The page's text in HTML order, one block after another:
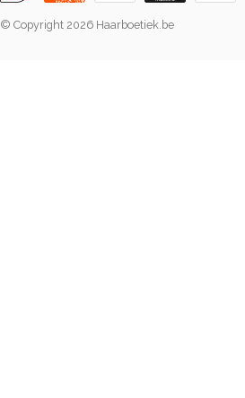
© Copyright 2026 Haarboetiek.be